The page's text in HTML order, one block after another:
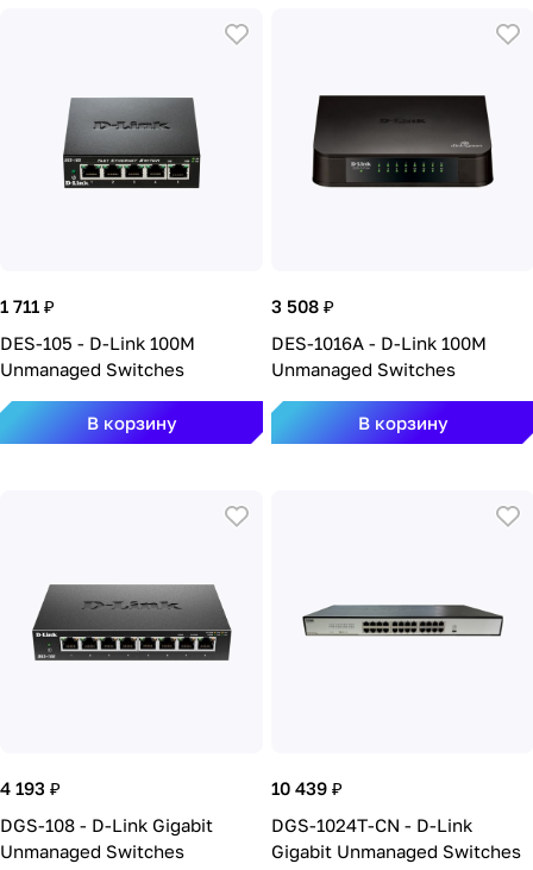
1 711 ₽
DES-105 - D-Link 100M
Unmanaged Switches
В корзину
3 508 ₽
DES-1016A - D-Link 100M
Unmanaged Switches
В корзину
4 193 ₽
DGS-108 - D-Link Gigabit
Unmanaged Switches
10 439 ₽
DGS-1024T-CN - D-Link
Gigabit Unmanaged Switches